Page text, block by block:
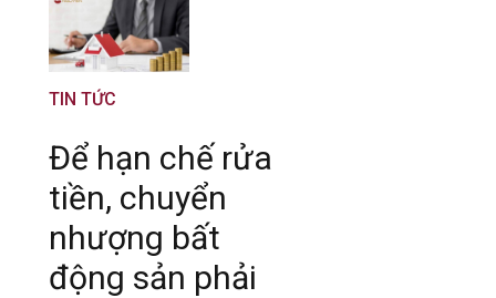
TIN TỨC
Để hạn chế rửa
tiền, chuyển
nhượng bất
động sản phải